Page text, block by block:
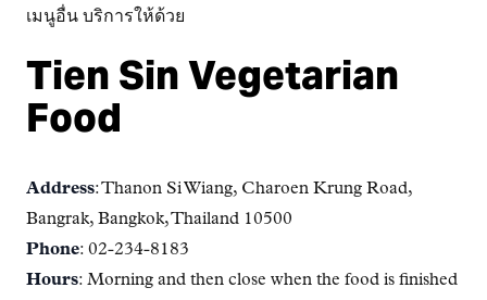
เมนูอื่น บริการให้ด้วย
Tien Sin Vegetarian
Food
Address: Thanon Si Wiang, Charoen Krung Road,
Bangrak, Bangkok, Thailand 10500
Phone: 02-234-8183
Hours: Morning and then close when the food is finished